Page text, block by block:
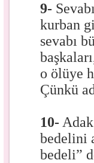
9-
kurban
sevabı
o ölüye
Çünkü
10-
bedelini
bedeli”